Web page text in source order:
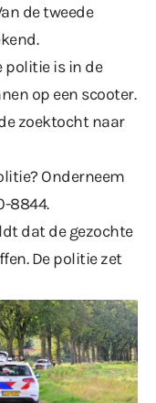
de tweede
politie is in de
op een scooter.
zoektocht naar
Onderneem
8844.
dat de gezochte
De politie zet